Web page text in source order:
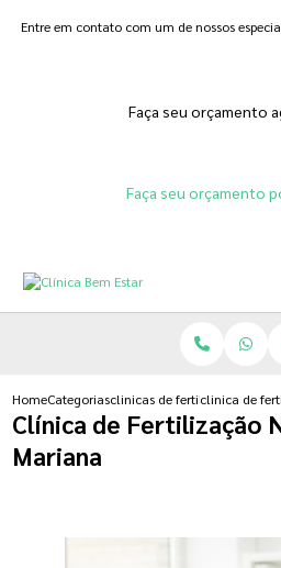
Entre em contato com um de nossos
Faça seu orçamento
Faça seu orçamento
HomeCategoriasclinicas de fertilizacoes
clinica de
Clínica de Fertilização
Mariana